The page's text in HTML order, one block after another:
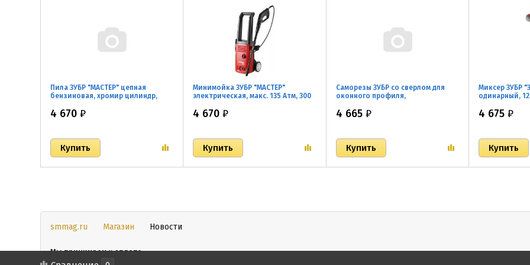
Пила ЗУБР "МАСТЕР" цепная
бензиновая, хромир цилиндр,
40см,10500об/мин
4 670 ₽
Минимойка ЗУБР "МАСТЕР"
электрическая, макс. 135 Атм, 300
4 670₽
Саморезы ЗУБР со сверлом для
оконного профиля,
3,9x22мм, ТФ0, 12500шт
4 665 ₽
Миксер ЗУБР
одинарный,
4 675₽
smmag.ru Магазин Новости
Мы принимаем к оплате